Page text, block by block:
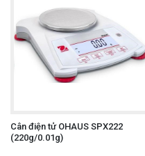
Cân điện tử OHAUS SPX222
(220g/0.01g)